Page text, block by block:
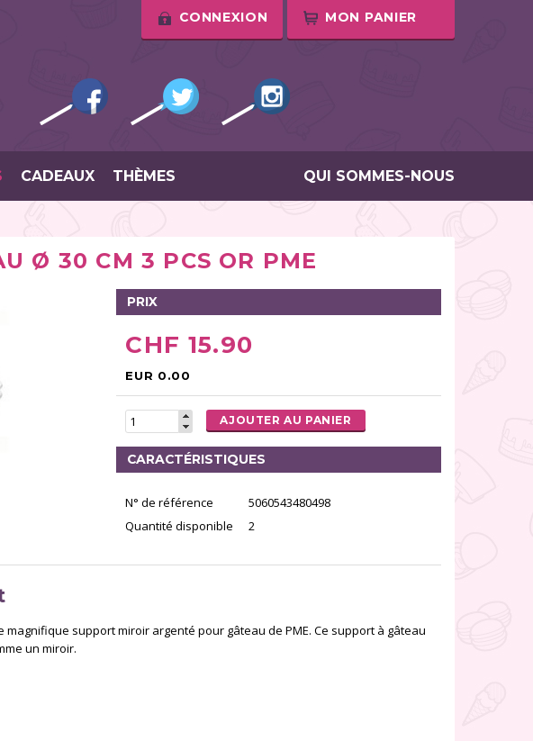
CONNEXION MON PANIER
CADEAUX THÈMES QUI SOMMES-NOUS
Ø 30 CM 3 PCS OR PME
PRIX
CHF 15.90
EUR 0.00
AJOUTER AU PANIER
CARACTÉRISTIQUES
N° de référence
5060543480498
Quantité disponible
2
support miroir argenté pour gâteau de PME. Ce support à gâteau
un miroir.